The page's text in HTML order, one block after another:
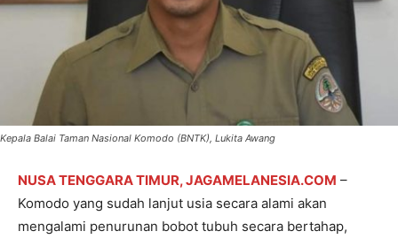
Kepala Balai Taman Nasional Komodo (BNTK), Lukita Awang
NUSA TENGGARA TIMUR, JAGAMELANESIA.COM –
Komodo yang sudah lanjut usia secara alami akan
mengalami penurunan bobot tubuh secara bertahap,